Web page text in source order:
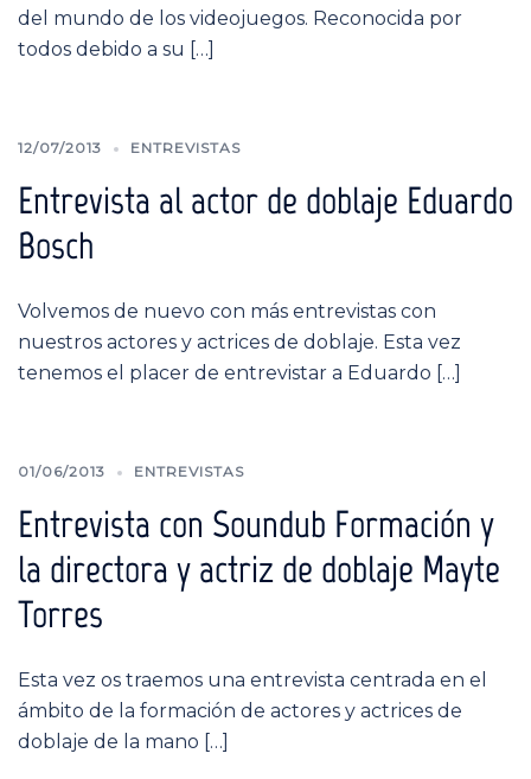
del mundo de los videojuegos. Reconocida por
todos debido a su […]
12/07/2013 ENTREVISTAS
Entrevista al actor de doblaje Eduardo
Bosch
Volvemos de nuevo con más entrevistas con
nuestros actores y actrices de doblaje. Esta vez
tenemos el placer de entrevistar a Eduardo […]
01/06/2013 ENTREVISTAS
Entrevista con Soundub Formación y
la directora y actriz de doblaje Mayte
Torres
Esta vez os traemos una entrevista centrada en el
ámbito de la formación de actores y actrices de
doblaje de la mano […]